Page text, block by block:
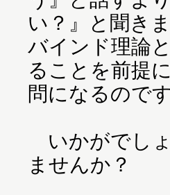
い？』と聞き
バインド理論
ることを前提
問になるので
いかがでし
ませんか？